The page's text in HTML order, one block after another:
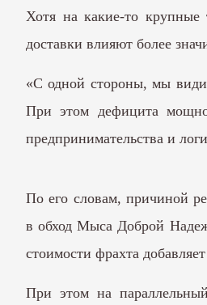
Хотя на какие-то крупные
доставки влияют более
«С одной стороны, мы
При этом дефицита
предпринимательства и
По его словам, причиной
в обход Мыса Доброй
стоимости фрахта
При этом на